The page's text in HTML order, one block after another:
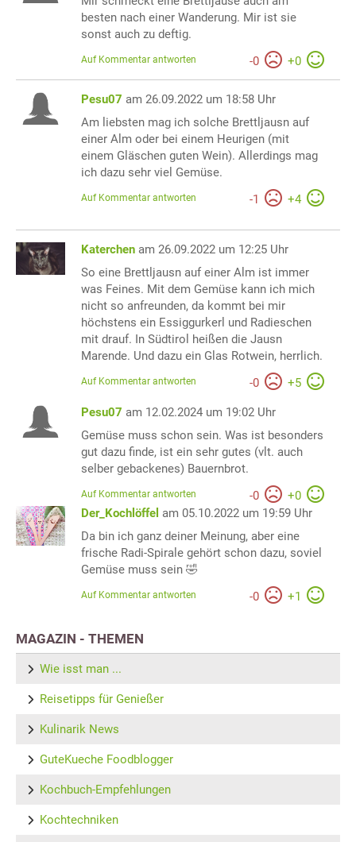
besten nach einer Wanderung. Mir ist sie
sonst auch zu deftig.
-0 +0
Auf Kommentar antworten
Pesu07 am 26.09.2022 um 18:58 Uhr
Am liebsten mag ich solche Brettljausn auf
einer Alm oder bei einem Heurigen (mit
einem Gläschen guten Wein). Allerdings mag
ich dazu sehr viel Gemüse.
-1 +4
Auf Kommentar antworten
Katerchen am 26.09.2022 um 12:25 Uhr
So eine Brettljausn auf einer Alm ist immer
was Feines. Mit dem Gemüse kann ich mich
nicht so anfreunden, da kommt bei mir
höchstens ein Essiggurkerl und Radieschen
mit drauf. In Südtirol heißen die Jausn
Marende. Und dazu ein Glas Rotwein, herrlich.
-0 +5
Auf Kommentar antworten
Pesu07 am 12.02.2024 um 19:02 Uhr
Gemüse muss schon sein. Was ist besonders
gut dazu finde, ist ein sehr gutes (vlt. auch
selber gebackenes) Bauernbrot.
-0 +0
Auf Kommentar antworten
Der_Kochlöffel am 05.10.2022 um 19:59 Uhr
Da bin ich ganz deiner Meinung, aber eine
frische Radi-Spirale gehört schon dazu, soviel
Gemüse muss sein 🤣
-0 +1
Auf Kommentar antworten
MAGAZIN - THEMEN
Wie isst man ...
Reisetipps für Genießer
Kulinarik News
GuteKueche Foodblogger
Kochbuch-Empfehlungen
Kochtechniken